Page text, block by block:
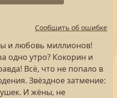
Сообщить об ошибке
и любовь миллионов!
одно утро? Кокорин и
Всё, что не попало в
Звёздное затмение:
И жёны, не